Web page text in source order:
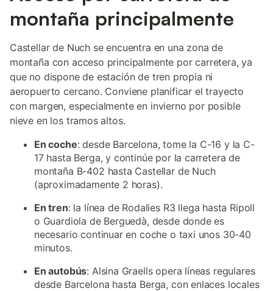
montaña principalmente
Castellar de Nuch se encuentra en una zona de
montaña con acceso principalmente por carretera, ya
que no dispone de estación de tren propia ni
aeropuerto cercano. Conviene planificar el trayecto
con margen, especialmente en invierno por posible
nieve en los tramos altos.
En coche: desde Barcelona, tome la C-16 y la C-
17 hasta Berga, y continúe por la carretera de
montaña B-402 hasta Castellar de Nuch
(aproximadamente 2 horas).
En tren: la línea de Rodalies R3 llega hasta Ripoll
o Guardiola de Berguedà, desde donde es
necesario continuar en coche o taxi unos 30-40
minutos.
En autobús: Alsina Graells opera líneas regulares
desde Barcelona hasta Berga, con enlaces locales